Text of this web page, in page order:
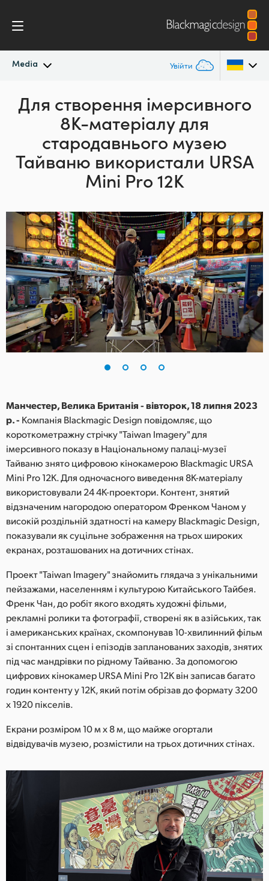
Media Увійти
Останні новини
Галерея зображень
Australia
Austria
China
Denmark
Finland
France
Germany
Italy
Japan
Korea
Malaysia
Netherlands
Norway
Poland
Singapore
South Africa
Sweden
Chinese Taipei
Turkey
Ukraine
United Kingdom
Для створення імерсивного
8K-матеріалу для
стародавнього музею
Тайваню використали URSA
Mini Pro 12K
Манчестер, Велика Британія - вівторок, 18 липня 2023
р. - Компанія Blackmagic Design повідомляє, що
короткометражну стрічку "Taiwan Imagery" для
імерсивного показу в Національному палаці-музеї
Тайваню знято цифровою кінокамерою Blackmagic URSA
Mini Pro 12K. Для одночасного виведення 8K-матеріалу
використовували 24 4K-проектори. Контент, знятий
відзначеним нагородою оператором Френком Чаном у
високій роздільній здатності на камеру Blackmagic Design,
показували як суцільне зображення на трьох широких
екранах, розташованих на дотичних стінах.
Проект "Taiwan Imagery" знайомить глядача з унікальними
пейзажами, населенням і культурою Китайського Тайбея.
Френк Чан, до робіт якого входять художні фільми,
рекламні ролики та фотографії, створені як в азійських, так
і американських країнах, скомпонував 10-хвилинний фільм
зі спонтанних сцен і епізодів запланованих заходів, знятих
під час мандрівки по рідному Тайваню. За допомогою
цифрових кінокамер URSA Mini Pro 12K він записав багато
годин контенту у 12K, який потім обрізав до формату 3200
x 1920 пікселів.
Екрани розміром 10 м х 8 м, що майже огортали
відвідувачів музею, розмістили на трьох дотичних стінах.